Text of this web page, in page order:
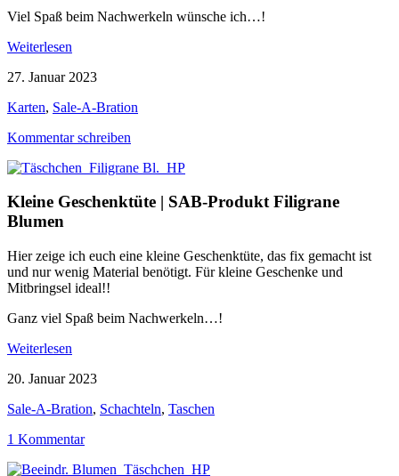
Viel Spaß beim Nachwerkeln wünsche ich…!
Weiterlesen
27. Januar 2023
Karten, Sale-A-Bration
Kommentar schreiben
Kleine Geschenktüte | SAB-Produkt Filigrane
Blumen
Hier zeige ich euch eine kleine Geschenktüte, das fix gemacht ist
und nur wenig Material benötigt. Für kleine Geschenke und
Mitbringsel ideal!!
Ganz viel Spaß beim Nachwerkeln…!
Weiterlesen
20. Januar 2023
Sale-A-Bration, Schachteln, Taschen
1 Kommentar